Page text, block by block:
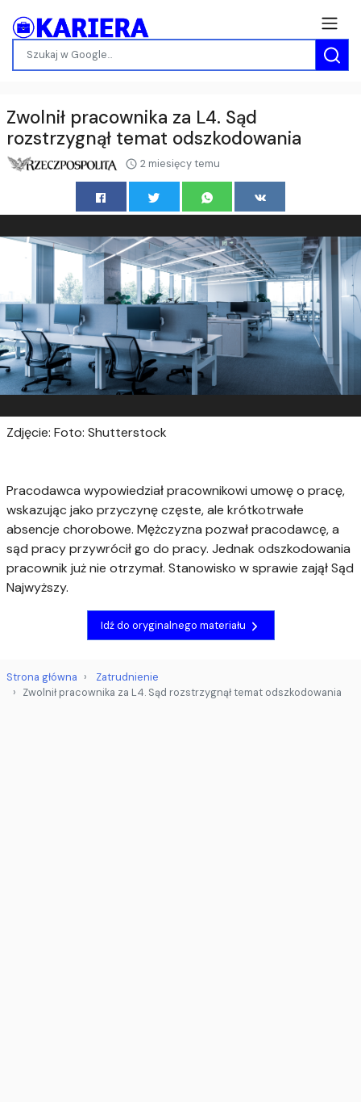
Zwolnił pracownika za L4. Sąd
rozstrzygnął temat odszkodowania
2 miesięcy temu
Zdjęcie: Foto: Shutterstock
Pracodawca wypowiedział pracownikowi umowę o pracę,
wskazując jako przyczynę częste, ale krótkotrwałe
absencje chorobowe. Mężczyzna pozwał pracodawcę, a
sąd pracy przywrócił go do pracy. Jednak odszkodowania
pracownik już nie otrzymał. Stanowisko w sprawie zajął Sąd
Najwyższy.
Idź do oryginalnego materiału
Strona główna
Zatrudnienie
Zwolnił pracownika za L4. Sąd rozstrzygnął temat odszkodowania